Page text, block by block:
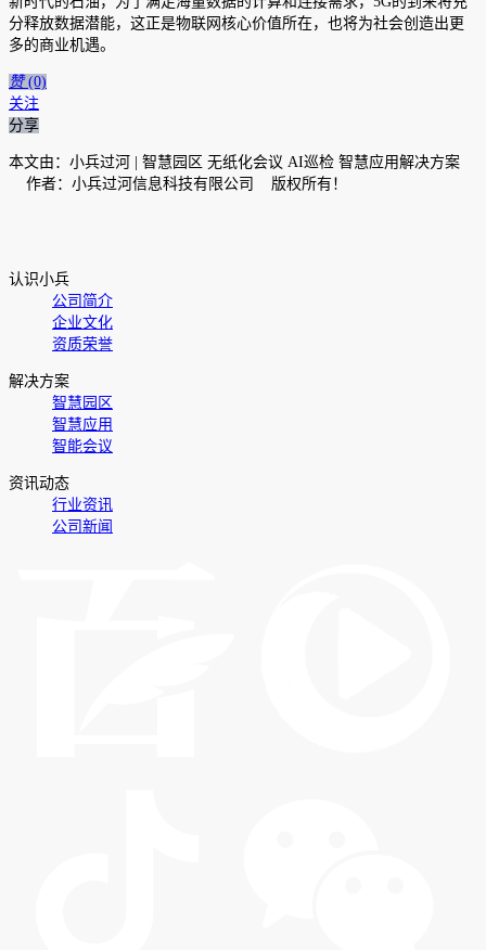
分释放数据潜能，这正是物联网核心价值所在，也将为社会创造出更
多的商业机遇。
赞 (0)
关注
分享
本文由：小兵过河 | 智慧园区 无纸化会议 AI巡检 智慧应用解决方案
作者：小兵过河信息科技有限公司 版权所有！
认识小兵
公司简介
企业文化
资质荣誉
解决方案
智慧园区
智慧应用
智能会议
资讯动态
行业资讯
公司新闻